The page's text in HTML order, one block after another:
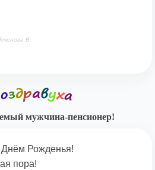
В.
мужчина-пенсионер!
Рожденья!
пора!